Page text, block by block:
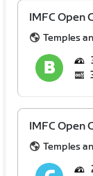
IMFC Open
Temples
IMFC Open
Temples